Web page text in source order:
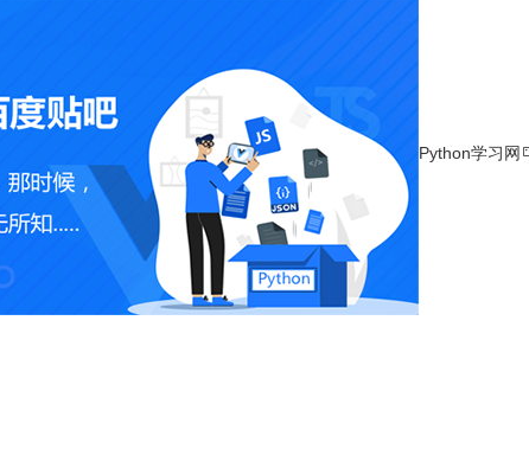
Python学习网